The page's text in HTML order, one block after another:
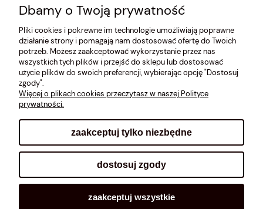
O MNIE
ROZMIARÓWKA [cm]
REGULAMIN
METODY PŁATNOŚCI
Sklep internetowy Shoplo.pl, powered byShoper.
Dbamy o Twoją prywatność
Pliki cookies i pokrewne im technologie umożliwiają poprawne
działanie strony i pomagają nam dostosować ofertę do Twoich
potrzeb. Możesz zaakceptować wykorzystanie przez nas
wszystkich tych plików i przejść do sklepu lub dostosować
użycie plików do swoich preferencji, wybierając opcję "Dostosuj
zgody".
Więcej o plikach cookies przeczytasz w naszej Polityce
prywatności.
zaakceptuj tylko niezbędne
dostosuj zgody
zaakceptuj wszystkie